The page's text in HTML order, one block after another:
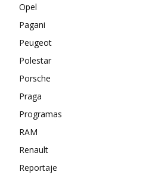
Opel
Pagani
Peugeot
Polestar
Porsche
Praga
Programas
RAM
Renault
Reportaje